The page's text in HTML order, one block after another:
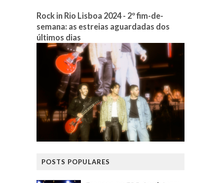
Rock in Rio Lisboa 2024 - 2º fim-de-
semana: as estreias aguardadas dos
últimos dias
POSTS POPULARES